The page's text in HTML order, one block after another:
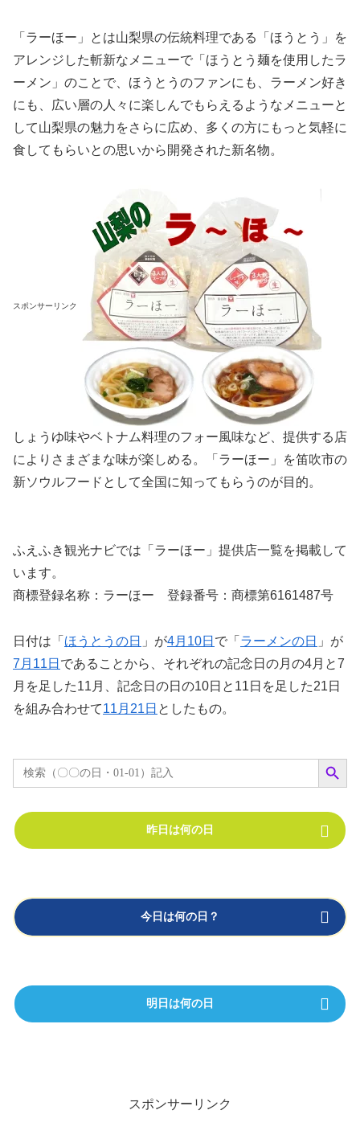
「ラーほー」とは山梨県の伝統料理である「ほうとう」を
アレンジした斬新なメニューで「ほうとう麺を使用したラ
ーメン」のことで、ほうとうのファンにも、ラーメン好き
にも、広い層の人々に楽しんでもらえるようなメニューと
して山梨県の魅力をさらに広め、多くの方にもっと気軽に
食してもらいとの思いから開発された新名物。
スポンサーリンク
しょうゆ味やベトナム料理のフォー風味など、提供する店
によりさまざまな味が楽しめる。「ラーほー」を笛吹市の
新ソウルフードとして全国に知ってもらうのが目的。
ふえふき観光ナビでは「ラーほー」提供店一覧を掲載して
います。
商標登録名称：ラーほー 登録番号：商標第6161487号
日付は「 ほうとうの日 」が4月10日 で「 ラーメンの日 」が
7月11日 であることから、それぞれの記念日の月の4月と7
月を足した11月、記念日の日の10日と11日を足した21日
を組み合わせて11月21日 としたもの。
Search
for:
Search Button
昨日は何の日
今日は何の日？
明日は何の日
スポンサーリンク